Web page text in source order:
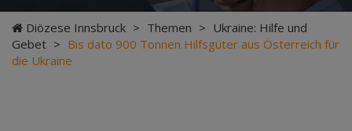
Diözese Innsbruck > Themen > Ukraine: Hilfe und
Gebet > Bis dato 900 Tonnen Hilfsgüter aus Österreich für
die Ukraine